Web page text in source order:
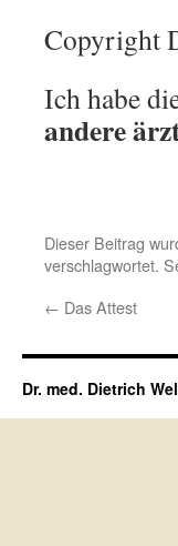
Copyright
Ich habe
andere
Dieser Beitrag
verschlagwortet.
← Das Attest
Dr. med. Dietrich